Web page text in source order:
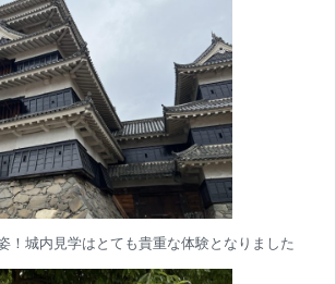
！城内見学はとても貴重な体験となりました